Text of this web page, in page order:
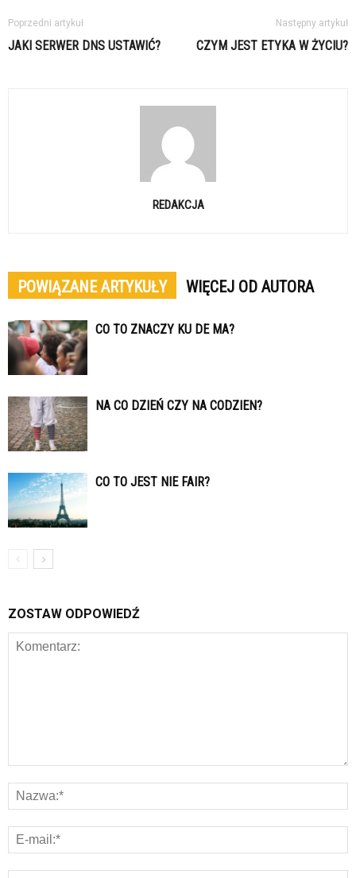
Poprzedni artykuł
JAKI SERWER DNS USTAWIĆ?
Następny artykuł
CZYM JEST ETYKA W ŻYCIU?
REDAKCJA
POWIĄZANE ARTYKUŁY WIĘCEJ OD AUTORA
CO TO ZNACZY KU DE MA?
NA CO DZIEŃ CZY NA CODZIEN?
CO TO JEST NIE FAIR?
ZOSTAW ODPOWIEDŹ